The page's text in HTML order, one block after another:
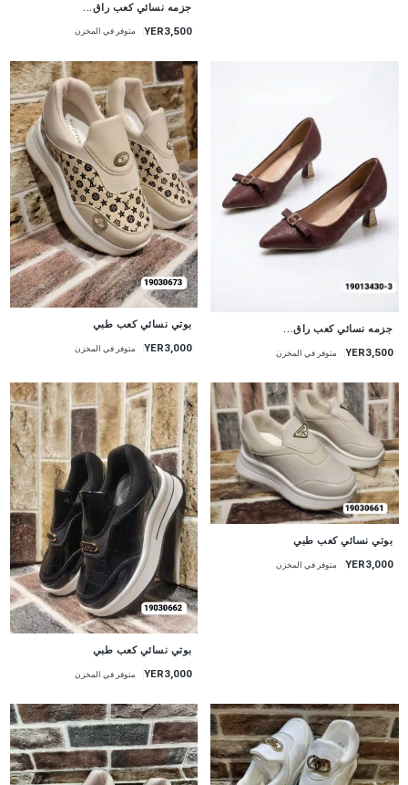
جزمه نسائي كعب راق...
YER3,500 متوفر في المخزن
جزمه نسائي كعب راق...
YER3,500 متوفر في المخزن
بوتي نسائي كعب طبي
YER3,000 متوفر في المخزن
بوتي نسائي كعب طبي
YER3,000 متوفر في المخزن
بوتي نسائي كعب طبي
YER3,000 متوفر في المخزن